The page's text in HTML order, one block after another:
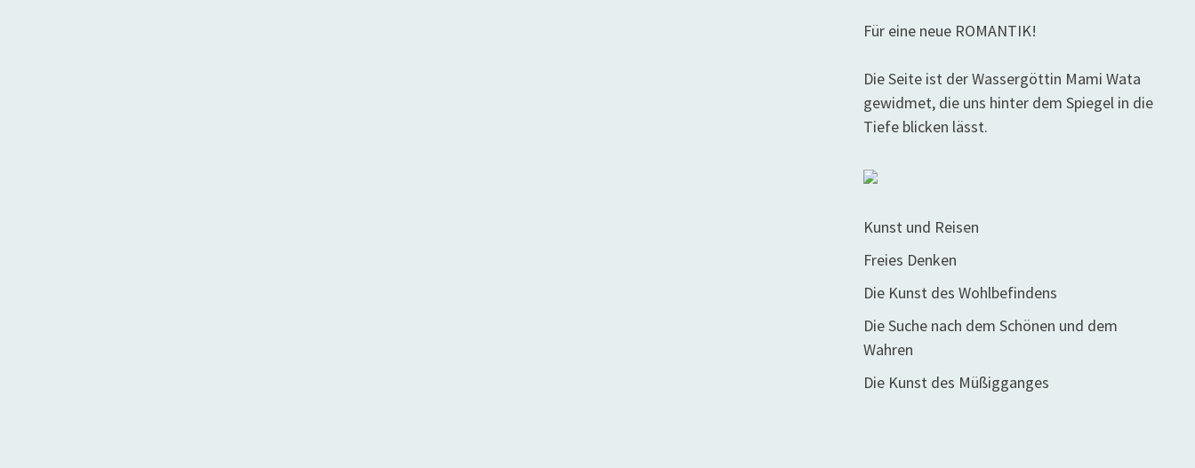
Für eine neue ROMANTIK!
Die Seite ist der Wassergöttin Mami Wata
gewidmet, die uns hinter dem Spiegel in die
Tiefe blicken lässt.
Kunst und Reisen
Freies Denken
Die Kunst des Wohlbefindens
Die Suche nach dem Schönen und dem
Wahren
Die Kunst des Müßigganges